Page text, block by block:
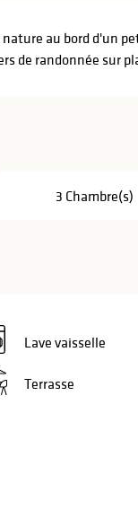
au bord d'un
de randonnée sur
3 Chambre(s)
Lave vaisselle
Terrasse